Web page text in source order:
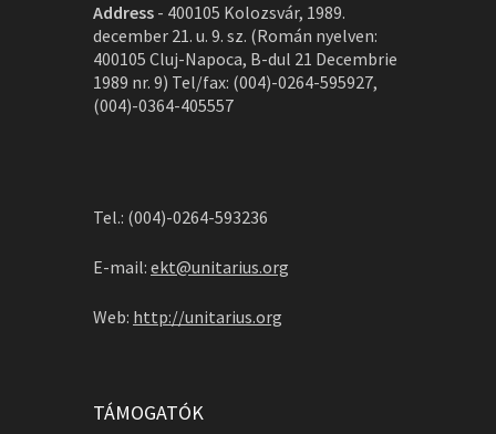
Address - 400105 Kolozsvár, 1989.
december 21. u. 9. sz. (Román nyelven:
400105 Cluj-Napoca, B-dul 21 Decembrie
1989 nr. 9) Tel/fax: (004)-0264-595927,
(004)-0364-405557
Tel.: (004)-0264-593236
E-mail: ekt@unitarius.org
Web: http://unitarius.org
TÁMOGATÓK